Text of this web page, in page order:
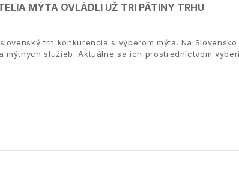
MÝTA OVLÁDLI UŽ TRI PÄTINY TRHU
trh konkurencia s výberom mýta. Na Slovensko
mýtnych služieb. Aktuálne sa ich prostredníctvom